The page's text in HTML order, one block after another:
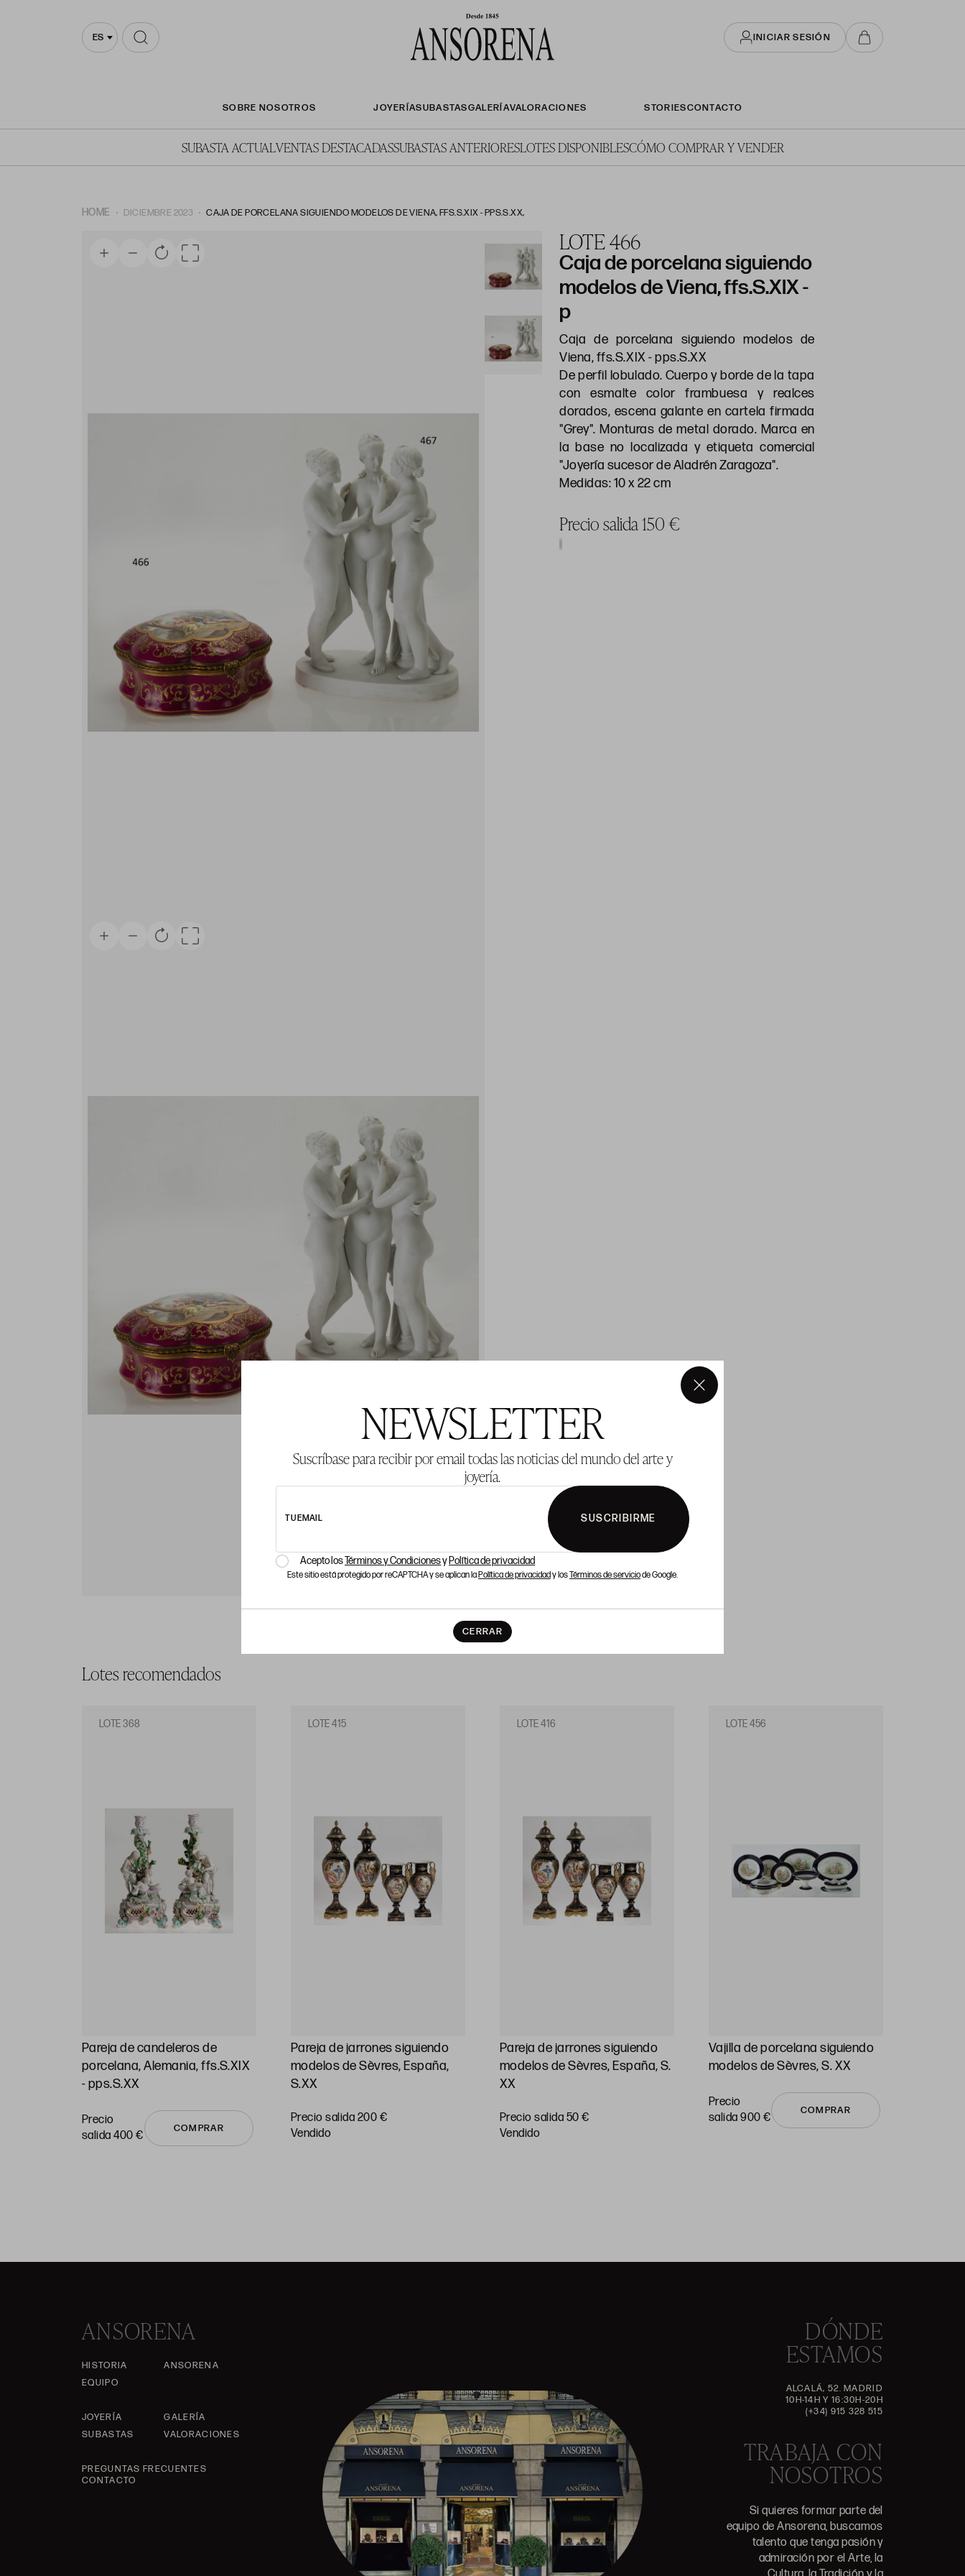
NEWSLETTER
Suscríbase para recibir por email todas las noticias del mundo del arte y
joyería.
TU EMAIL SUSCRIBIRME
Acepto losTérminos y Condicionesy Política de privacidad
Este sitio está protegido por reCAPTCHA y se aplican laPolítica de privacidady losTérminos de serviciode Google.
CERRAR
×
ES INICIAR SESIÓN
SOBRE NOSOTROS JOYERÍASUBASTASGALERÍAVALORACIONES STORIESCONTACTO
SUBASTA ACTUALVENTAS DESTACADASSUBASTAS ANTERIORESLOTES DISPONIBLESCÓMO COMPRAR Y VENDER
HOME DICIEMBRE 2023 CAJA DE PORCELANA SIGUIENDO MODELOS DE VIENA, FFS.S.XIX - PPS.S.XX,
LOTE 466
Caja de porcelana siguiendo
modelos de Viena, ffs.S.XIX -
p
Caja de porcelana siguiendo modelos de
Viena, ffs.S.XIX - pps.S.XX
De perfil lobulado. Cuerpo y borde de la tapa
con esmalte color frambuesa y realces
dorados, escena galante en cartela firmada
"Grey". Monturas de metal dorado. Marca en
la base no localizada y etiqueta comercial
"Joyería sucesor de Aladrén Zaragoza".
Medidas: 10 x 22 cm
Precio salida 150 €
Lotes recomendados
LOTE 368
Pareja de candeleros de
porcelana, Alemania, ffs.S.XIX
- pps.S.XX
Precio
salida 400 €
COMPRAR
LOTE 415
Pareja de jarrones siguiendo
modelos de Sèvres, España,
S.XX
Precio salida 200 €
vendido
LOTE 416
Pareja de jarrones siguiendo
modelos de Sèvres, España, S.
XX
Precio salida 50 €
vendido
LOTE 456
Vajilla de porcelana siguiendo
modelos de Sèvres, S. XX
Precio
salida 900 €
COMPRAR
ANSORENA
HISTORIA
ANSORENA
EQUIPO
JOYERÍA
GALERÍA
SUBASTAS
VALORACIONES
PREGUNTAS FRECUENTES
CONTACTO
DÓNDE
ESTAMOS
ALCALÁ, 52. MADRID
10H-14H Y 16:30H-20H
(+34) 915 328 515
TRABAJA CON
NOSOTROS
Si quieres formar parte del
equipo de Ansorena, buscamos
talento que tenga pasión y
admiración por el Arte, la